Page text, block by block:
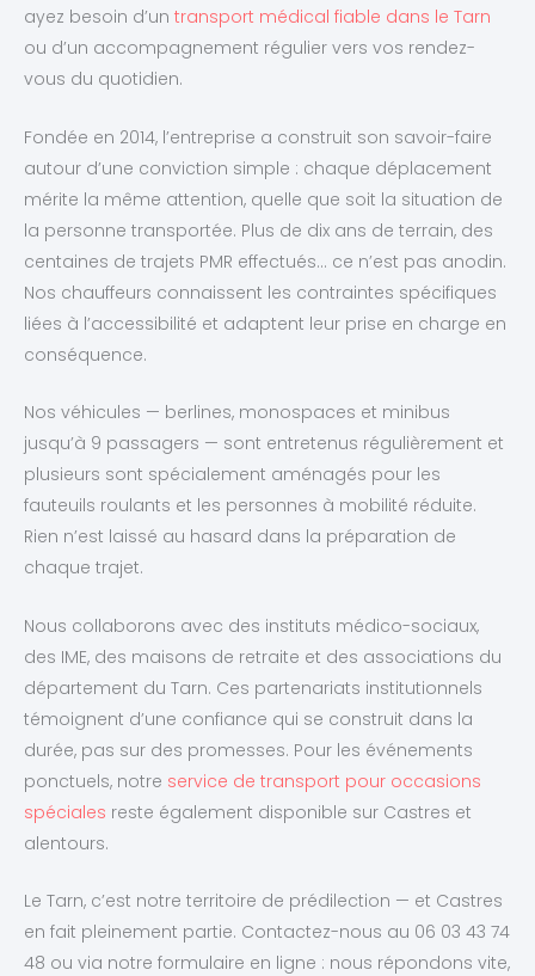
ayez besoin d’un transport médical fiable dans le Tarn
ou d’un accompagnement régulier vers vos rendez-
vous du quotidien.
Fondée en 2014, l’entreprise a construit son savoir-faire
autour d’une conviction simple : chaque déplacement
mérite la même attention, quelle que soit la situation de
la personne transportée. Plus de dix ans de terrain, des
centaines de trajets PMR effectués… ce n’est pas anodin.
Nos chauffeurs connaissent les contraintes spécifiques
liées à l’accessibilité et adaptent leur prise en charge en
conséquence.
Nos véhicules — berlines, monospaces et minibus
jusqu’à 9 passagers — sont entretenus régulièrement et
plusieurs sont spécialement aménagés pour les
fauteuils roulants et les personnes à mobilité réduite.
Rien n’est laissé au hasard dans la préparation de
chaque trajet.
Nous collaborons avec des instituts médico-sociaux,
des IME, des maisons de retraite et des associations du
département du Tarn. Ces partenariats institutionnels
témoignent d’une confiance qui se construit dans la
durée, pas sur des promesses. Pour les événements
ponctuels, notre service de transport pour occasions
spéciales reste également disponible sur Castres et
alentours.
Le Tarn, c’est notre territoire de prédilection — et Castres
en fait pleinement partie. Contactez-nous au 06 03 43 74
48 ou via notre formulaire en ligne : nous répondons vite,